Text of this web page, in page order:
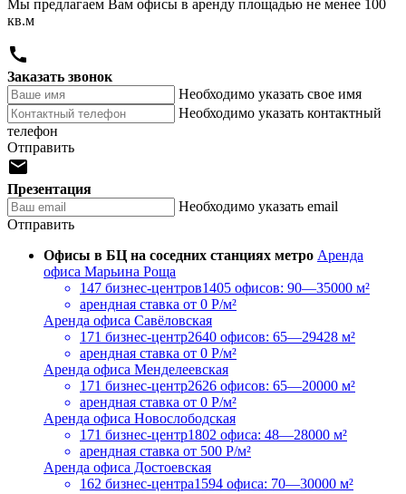
Мы предлагаем Вам офисы в аренду площадью не менее 100
кв.м

Заказать звонок
Необходимо указать свое имя
Необходимо указать контактный
телефон
Отправить

Презентация
Необходимо указать email
Отправить
Офисы в БЦ на соседних станциях метро Аренда
офиса Марьина Роща
147 бизнес-центров1405 офисов: 90—35000 м²
арендная ставка от 0 Р/м²
Аренда офиса Савёловская
171 бизнес-центр2640 офисов: 65—29428 м²
арендная ставка от 0 Р/м²
Аренда офиса Менделеевская
171 бизнес-центр2626 офисов: 65—20000 м²
арендная ставка от 0 Р/м²
Аренда офиса Новослободская
171 бизнес-центр1802 офиса: 48—28000 м²
арендная ставка от 500 Р/м²
Аренда офиса Достоевская
162 бизнес-центра1594 офиса: 70—30000 м²